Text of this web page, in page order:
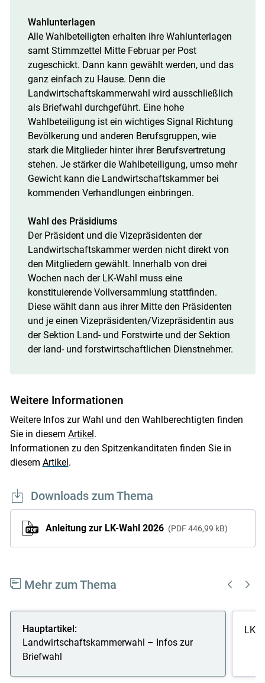
Wahlunterlagen
Alle Wahlbeteiligten erhalten ihre Wahlunterlagen
samt Stimmzettel Mitte Februar per Post
zugeschickt. Dann kann gewählt werden, und das
ganz einfach zu Hause. Denn die
Landwirtschaftskammerwahl wird ausschließlich
als Briefwahl durchgeführt. Eine hohe
Wahlbeteiligung ist ein wichtiges Signal Richtung
Bevölkerung und anderen Berufsgruppen, wie
stark die Mitglieder hinter ihrer Berufsvertretung
stehen. Je stärker die Wahlbeteiligung, umso mehr
Gewicht kann die Landwirtschaftskammer bei
kommenden Verhandlungen einbringen.
Wahl des Präsidiums
Der Präsident und die Vizepräsidenten der
Landwirtschaftskammer werden nicht direkt von
den Mitgliedern gewählt. Innerhalb von drei
Wochen nach der LK-Wahl muss eine
konstituierende Vollversammlung stattfinden.
Diese wählt dann aus ihrer Mitte den Präsidenten
und je einen Vizepräsidenten/Vizepräsidentin aus
der Sektion Land- und Forstwirte und der Sektion
der land- und forstwirtschaftlichen Dienstnehmer.
Weitere Informationen
Weitere Infos zur Wahl und den Wahlberechtigten finden
Sie in diesem Artikel.
Informationen zu den Spitzenkanditaten finden Sie in
diesem Artikel.
Downloads zum Thema
Anleitung zur LK-Wahl 2026 PDF 446,99 kB
Mehr zum Thema
Hauptartikel:
Landwirtschaftskammerwahl – Infos zur
Briefwahl
LK-